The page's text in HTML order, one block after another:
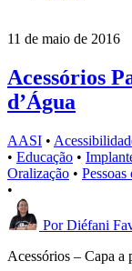
11 de maio de 2016
Acessórios
d’Água
AASI •
• Educação •
Oralização •
•
Por Diéfani
Acessórios – Capa a